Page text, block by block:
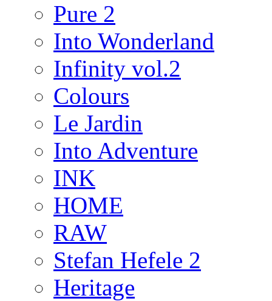
Pure 2
Into Wonderland
Infinity vol.2
Colours
Le Jardin
Into Adventure
INK
HOME
RAW
Stefan Hefele 2
Heritage